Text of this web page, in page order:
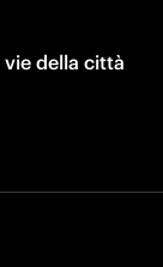
vie della città